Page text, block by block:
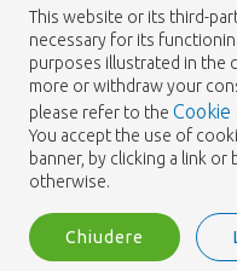
This website or its third-
necessary for its
purposes illustrated in the
more or withdraw your
please refer to the Cookie
You accept the use of
banner, by clicking a link
otherwise.
Chiudere